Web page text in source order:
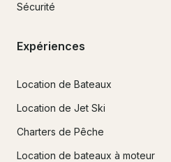
Sécurité
Expériences
Location de Bateaux
Location de Jet Ski
Charters de Pêche
Location de bateaux à moteur